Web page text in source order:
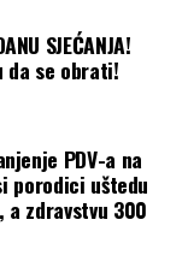
SJEĆANJA!
da se obrati!
PDV-a na
porodici uštedu
a zdravstvu 300